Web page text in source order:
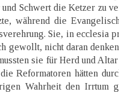
und Schwert die Ketzer zu
während die
Sie, in ecclesia
gewollt, nicht daran
sie für Herd und
Reformatoren hätten
Wahrheit den Irrtum